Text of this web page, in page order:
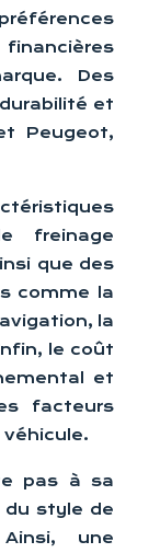
financières
Des
et
Peugeot,
freinage
que des
comme la
la
le coût
et
facteurs
pas à sa
style de
une